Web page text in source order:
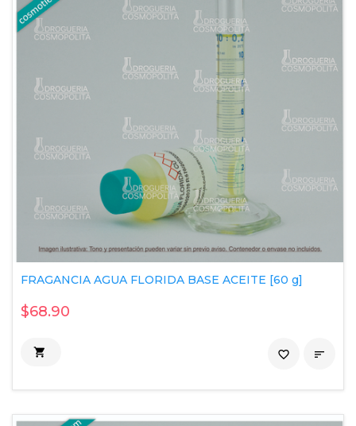
FRAGANCIA AGUA FLORIDA BASE ACEITE [60 g]
$68.90
 
favorite_border